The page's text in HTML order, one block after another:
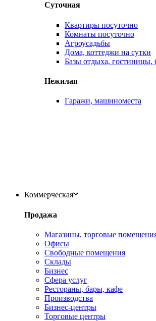
Суточная
Квартиры посуточно
Комнаты посуточно
Агроусадьбы
Дома, коттеджи на сутки
Базы отдыха, гостиницы,
Нежилая
Гаражи, машиноместа
Коммерческая
Продажа
Магазины, торговые
Офисы
Свободные помещения
Склады
Бизнес
Сфера услуг
Рестораны, бары, кафе
Производства
Бизнес-центры
Торговые центры